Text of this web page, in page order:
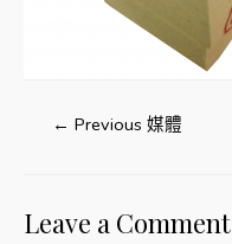
← Previous 媒體
Leave a Comment